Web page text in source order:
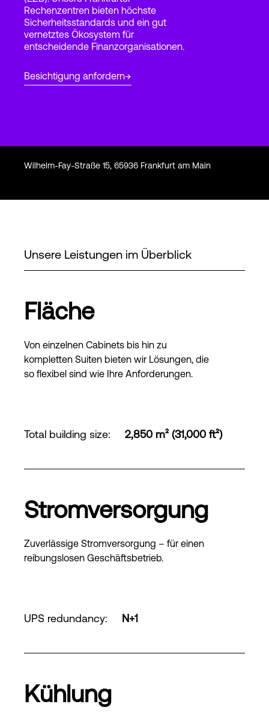
Login
Rechenzentren bieten höchste
Sicherheitsstandards und ein gut
vernetztes Ökosystem für
entscheidende Finanzorganisationen.
Besichtigung anfordern
Wilhelm-Fay-Straße 15, 65936 Frankfurt am Main
Unsere Leistungen im Überblick
Fläche
Von einzelnen Cabinets bis hin zu
kompletten Suiten bieten wir Lösungen, die
so flexibel sind wie Ihre Anforderungen.
Total building size: 2,850 m² (31,000 ft²)
Stromversorgung
Zuverlässige Stromversorgung – für einen
reibungslosen Geschäftsbetrieb.
UPS redundancy: N+1
Kühlung